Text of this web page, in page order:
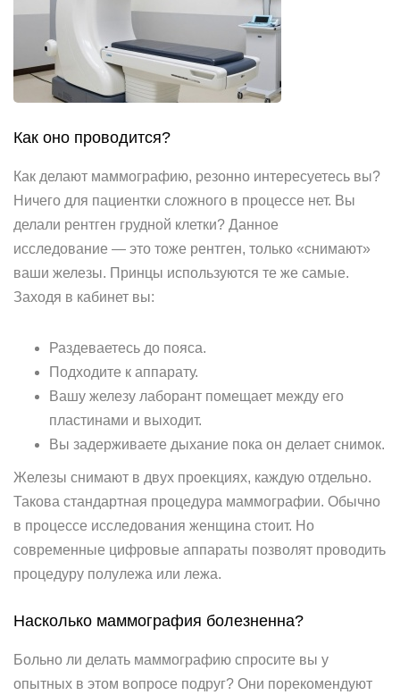
Как оно проводится?
Как делают маммографию, резонно интересуетесь вы?
Ничего для пациентки сложного в процессе нет. Вы
делали рентген грудной клетки? Данное
исследование — это тоже рентген, только «снимают»
ваши железы. Принцы используются те же самые.
Заходя в кабинет вы:
Раздеваетесь до пояса.
Подходите к аппарату.
Вашу железу лаборант помещает между его
пластинами и выходит.
Вы задерживаете дыхание пока он делает снимок.
Железы снимают в двух проекциях, каждую отдельно.
Такова стандартная процедура маммографии. Обычно
в процессе исследования женщина стоит. Но
современные цифровые аппараты позволят проводить
процедуру полулежа или лежа.
Насколько маммография болезненна?
Больно ли делать маммографию спросите вы у
опытных в этом вопросе подруг? Они порекомендуют